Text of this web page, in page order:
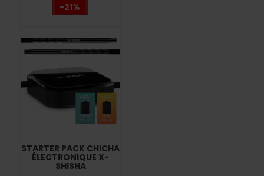
-21%
STARTER PACK CHICHA
ÉLECTRONIQUE X-
SHISHA